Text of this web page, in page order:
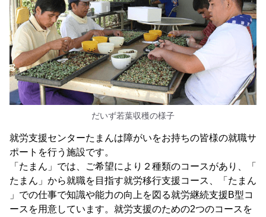
だいず若葉収穫の様子
就労支援センターたまんは障がいをお持ちの皆様の就職サ
ポートを行う施設です。
「たまん」では、ご希望により２種類のコースがあり、「
たまん」から就職を目指す就労移行支援コース、「たまん
」での仕事で知識や能力の向上を図る就労継続支援B型コ
ースを用意しています。就労支援のための2つのコースを